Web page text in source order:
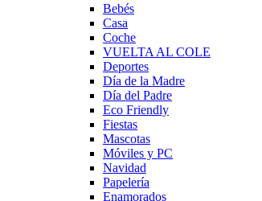
Bebés
Casa
Coche
VUELTA AL COLE
Deportes
Día de la Madre
Día del Padre
Eco Friendly
Fiestas
Mascotas
Móviles y PC
Navidad
Papelería
Enamorados